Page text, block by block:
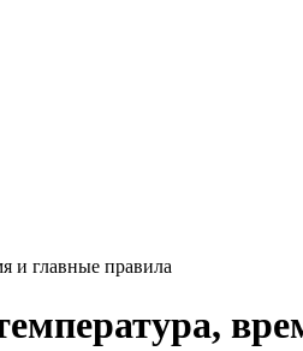
и главные правила